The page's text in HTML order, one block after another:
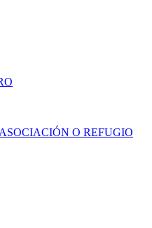
O REFUGIO